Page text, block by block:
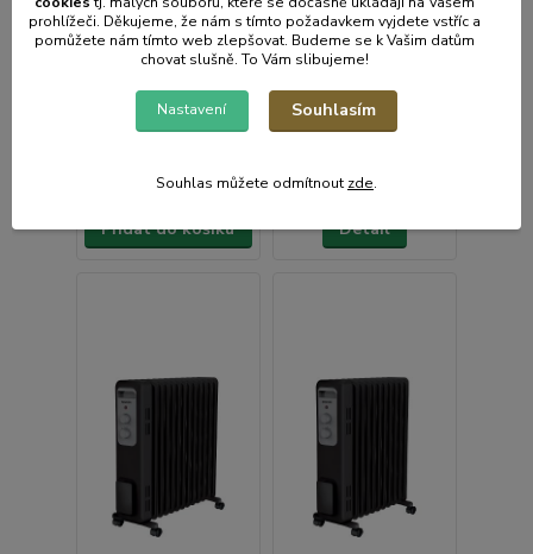
radiátor SENCOR
Skladem e-shop,
odešleme do 2-3
Přidat do košíku
radiátor SENCOR
2 892 Kč bez
DPH
Detail
prohlížeči. Děkujeme, že nám s tímto požadavkem vyjdete vstříc a
pomůžete nám tímto web zlepšovat. Budeme se k Vašim datům
chovat slušně. To Vám slibujeme!
Nastavení Souhlasím
Souhlas můžete odmítnout zde.